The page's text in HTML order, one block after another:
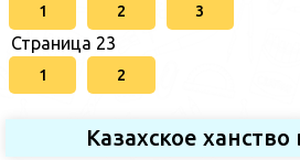
1 2 3
Страница 23
1 2
Казахское